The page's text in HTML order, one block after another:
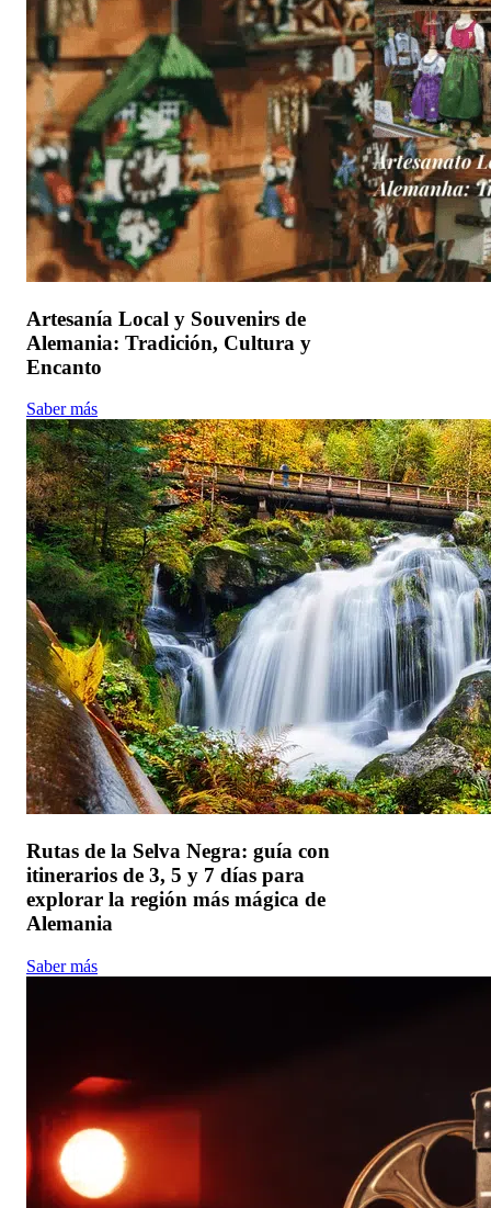
Artesanía Local y Souvenirs de
Alemania: Tradición, Cultura y
Encanto
Saber más
Rutas de la Selva Negra: guía con
itinerarios de 3, 5 y 7 días para
explorar la región más mágica de
Alemania
Saber más